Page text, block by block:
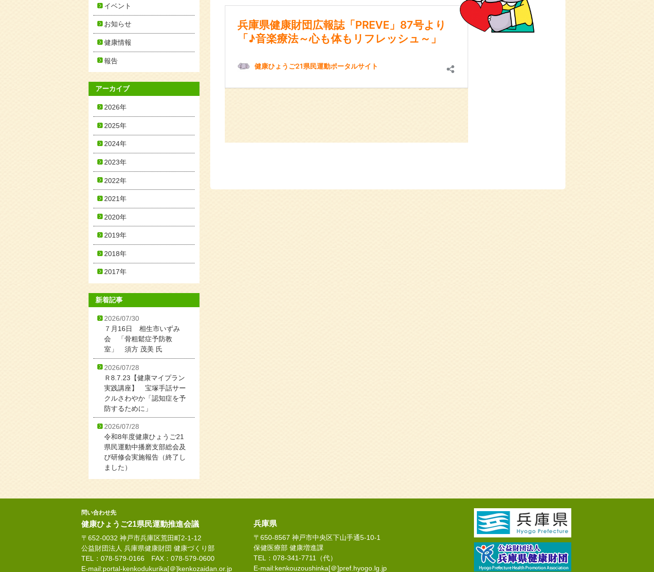
イベント
お知らせ
健康情報
報告
アーカイブ
2026年
2025年
2024年
2023年
2022年
2021年
2020年
2019年
2018年
2017年
新着記事
2026/07/30
７月16日 相生市いずみ
会 「骨粗鬆症予防教
室」 須方 茂美 氏
2026/07/28
Ｒ8.7.23【健康マイプラン
実践講座】 宝塚手話サー
クルさわやか「認知症を予
防するために」
2026/07/28
令和8年度健康ひょうご21
県民運動中播磨支部総会及
び研修会実施報告（終了し
ました）
問い合わせ先
健康ひょうご21県民運動推進会議
〒652-0032 神戸市兵庫区荒田町2-1-12
公益財団法人 兵庫県健康財団 健康づくり部
TEL：078-579-0166 FAX：078-579-0600
E-mail:portal-kenkodukurika[＠]kenkozaidan.or.jp
兵庫県
〒650-8567 神戸市中央区下山手通5-10-1
保健医療部 健康増進課
TEL：078-341-7711（代）
E-mail:kenkouzoushinka[＠]pref.hyogo.lg.jp